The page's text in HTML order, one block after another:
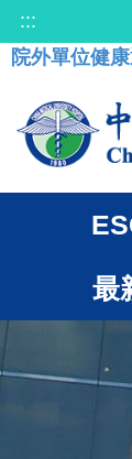
:::
院外單位健
最